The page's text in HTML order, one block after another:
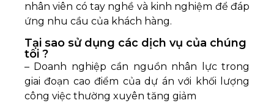
nhân viên có tay nghề và kinh nghiệm để đáp
ứng nhu cầu của khách hàng.
Tại sao sử dụng các dịch vụ của chúng
tôi ?
– Doanh nghiệp cần nguồn nhân lực trong
giai đoạn cao điểm của dự án với khối lượng
công việc thường xuyên tăng giảm